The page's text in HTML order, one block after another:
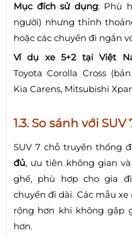
Mục đích sử dụng: Phù
người) nhưng thỉnh
hoặc các chuyến đi ngắn
Ví dụ xe 5+2 tại Việt
Toyota Corolla Cross
Kia Carens, Mitsubishi
1.3. So sánh với
SUV 7 chỗ truyền thống
đủ, ưu tiên không gian
ghế, phù hợp cho gia
chuyến đi dài. Các mẫu
rộng hơn khi không gập
hơn.